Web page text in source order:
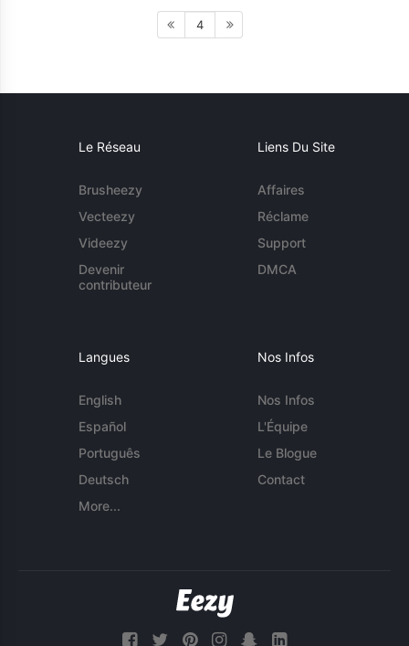
4
Le Réseau
Brusheezy
Vecteezy
Videezy
Devenir
contributeur
Liens Du Site
Affaires
Réclame
Support
DMCA
Langues
English
Español
Português
Deutsch
More...
Nos Infos
Nos Infos
L'Équipe
Le Blogue
Contact